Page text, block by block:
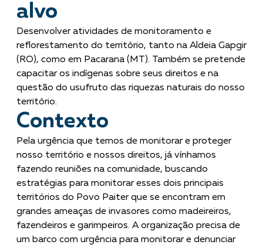
alvo
Desenvolver atividades de monitoramento e
reflorestamento do território, tanto na Aldeia Gapgir
(RO), como em Pacarana (MT). Também se pretende
capacitar os indígenas sobre seus direitos e na
questão do usufruto das riquezas naturais do nosso
território.
Contexto
Pela urgência que temos de monitorar e proteger
nosso território e nossos direitos, já vínhamos
fazendo reuniões na comunidade, buscando
estratégias para monitorar esses dois principais
territórios do Povo Paiter que se encontram em
grandes ameaças de invasores como madeireiros,
fazendeiros e garimpeiros. A organização precisa de
um barco com urgência para monitorar e denunciar